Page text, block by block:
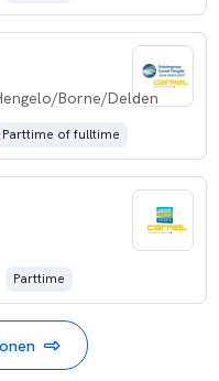
Borne/Delden
Parttime of fulltime
Parttime